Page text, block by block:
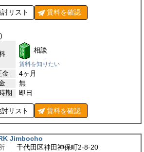
リスト 賃料を確認
)
相談
賃料を知りたい
金
4ヶ月
無
期
即日
リスト 賃料を確認
Jimbocho
千代田区神田神保町2-8-20